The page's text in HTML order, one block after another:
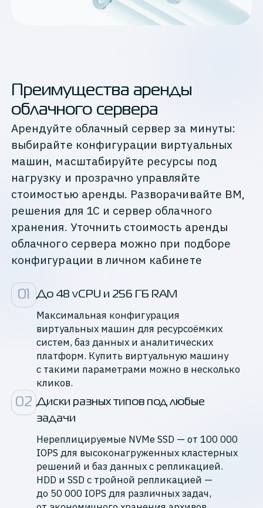
Преимущества аренды
облачного сервера
Арендуйте облачный сервер за минуты:
выбирайте конфигурации виртуальных
машин, масштабируйте ресурсы под
нагрузку и прозрачно управляйте
стоимостью аренды. Разворачивайте ВМ,
решения для 1С и сервер облачного
хранения. Уточнить стоимость аренды
облачного сервера можно при подборе
конфигурации в личном кабинете
0 До 48 vCPU и 256 ГБ RAM
Максимальная конфигурация
виртуальных машин для ресурсоёмких
систем, баз данных и аналитических
платформ. Купить виртуальную машину
с такими параметрами можно в несколько
кликов.
02 Диски разных типов под любые
задачи
Нереплицируемые NVMe SSD — от 100 000
IOPS для высоконагруженных кластерных
решений и баз данных с репликацией.
HDD и SSD с тройной репликацией —
до 50 000 IOPS для различных задач,